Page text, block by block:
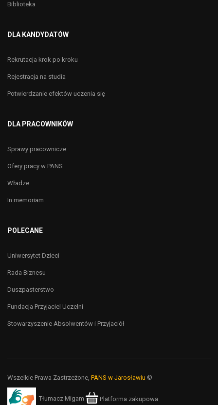
Biblioteka
DLA KANDYDATÓW
Rekrutacja krok po kroku
Rejestracja na studia
Potwierdzanie efektów uczenia się
DLA PRACOWNIKÓW
Sprawy pracownicze
Ofery pracy w PANS
Władze
In memoriam
POLECANE
Uniwersytet Dzieci
Rada Biznesu
Duszpasterstwo
Fundacja Przyjaciel Uczelni
Stowarzyszenie Absolwentów i Przyjaciół
Wszelkie Prawa Zastrzeżone, PANS w Jarosławiu ©
Tłumacz Migam Platforma zakupowa